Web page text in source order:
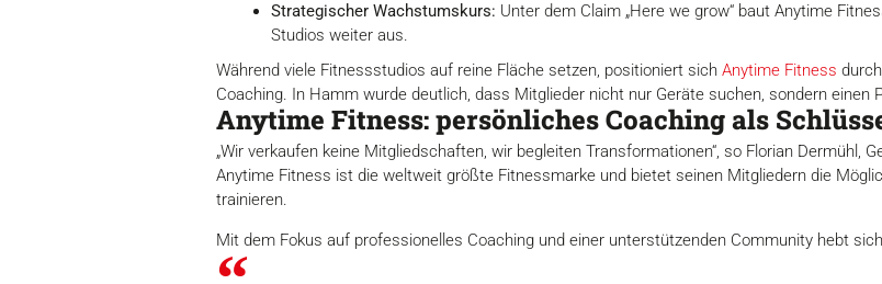
Strategischer Wachstumskurs: Unter dem Claim „Here we grow“ baut Anytime
Studios weiter aus.
Während viele Fitnessstudios auf reine Fläche setzen, positioniert sich Anytime Fitness
Coaching. In Hamm wurde deutlich, dass Mitglieder nicht nur Geräte suchen, sondern einen
Anytime Fitness: persönliches Coaching als
„Wir verkaufen keine Mitgliedschaften, wir begleiten Transformationen“, so Florian Dermühl,
Anytime Fitness ist die weltweit größte Fitnessmarke und bietet seinen Mitgliedern die
trainieren.
Mit dem Fokus auf professionelles Coaching und einer unterstützenden Community hebt